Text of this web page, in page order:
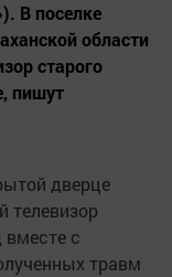
В поселке
области
старого
пишут
дверце
телевизор
вместе с
травм